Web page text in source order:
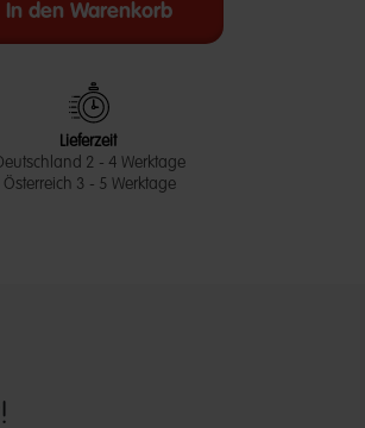
In den Warenkorb
Lieferzeit
2 - 4 Werktage
Österreich 3 - 5 Werktage